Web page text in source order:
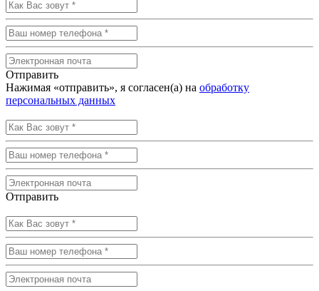
Отправить
Нажимая «отправить», я согласен(а) на обработку
персональных данных
Отправить